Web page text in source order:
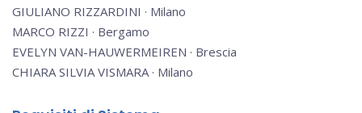
GIULIANO RIZZARDINI · Milano
MARCO RIZZI · Bergamo
EVELYN VAN-HAUWERMEIREN · Brescia
CHIARA SILVIA VISMARA · Milano